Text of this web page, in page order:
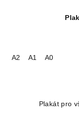
A2 A1
A0
Plakát pro